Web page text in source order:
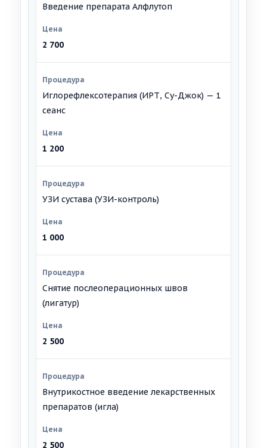
Введение препарата Алфлутоп
2 700
Иглорефлексотерапия (ИРТ, Су-Джок) — 1
сеанс
1 200
УЗИ сустава (УЗИ-контроль)
1 000
Снятие послеоперационных швов
(лигатур)
2 500
Внутрикостное введение лекарственных
препаратов (игла)
2 500